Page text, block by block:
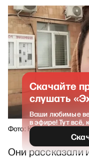
Фото: Кавказский узел
Они рассказали
Скачайте
слушать
Ваши любимые
в эфире! Тут всё,